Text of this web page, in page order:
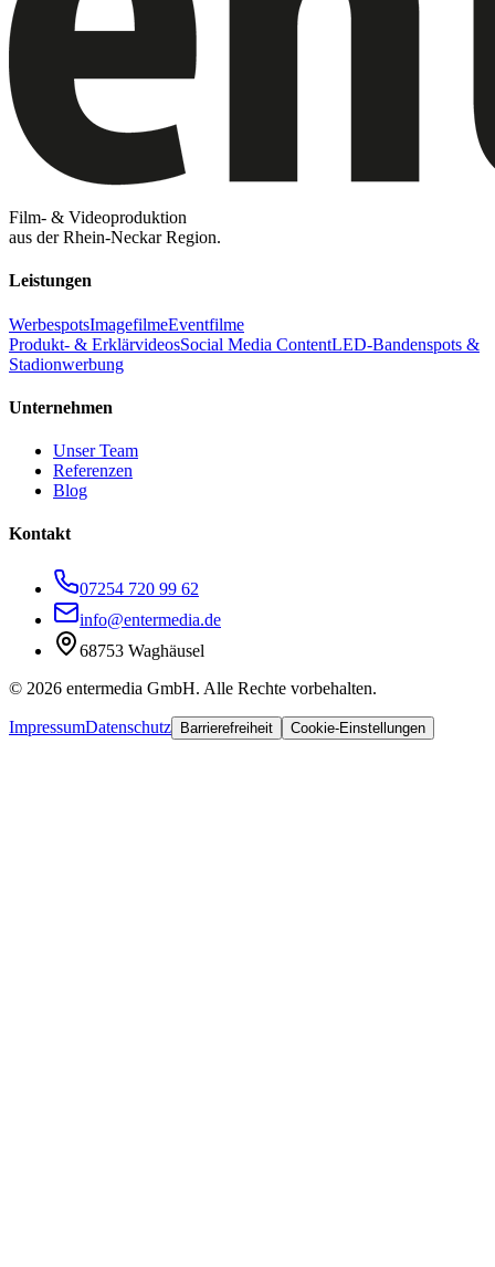
Film- & Videoproduktion
aus der Rhein-Neckar Region.
Leistungen
WerbespotsImagefilmeEventfilme
Produkt- & ErklärvideosSocial Media ContentLED-Bandenspots &
Stadionwerbung
Unternehmen
Unser Team
Referenzen
Blog
Kontakt
07254 720 99 62
info@entermedia.de
68753 Waghäusel
© 2026 entermedia GmbH. Alle Rechte vorbehalten.
ImpressumDatenschutz Barrierefreiheit Cookie-Einstellungen